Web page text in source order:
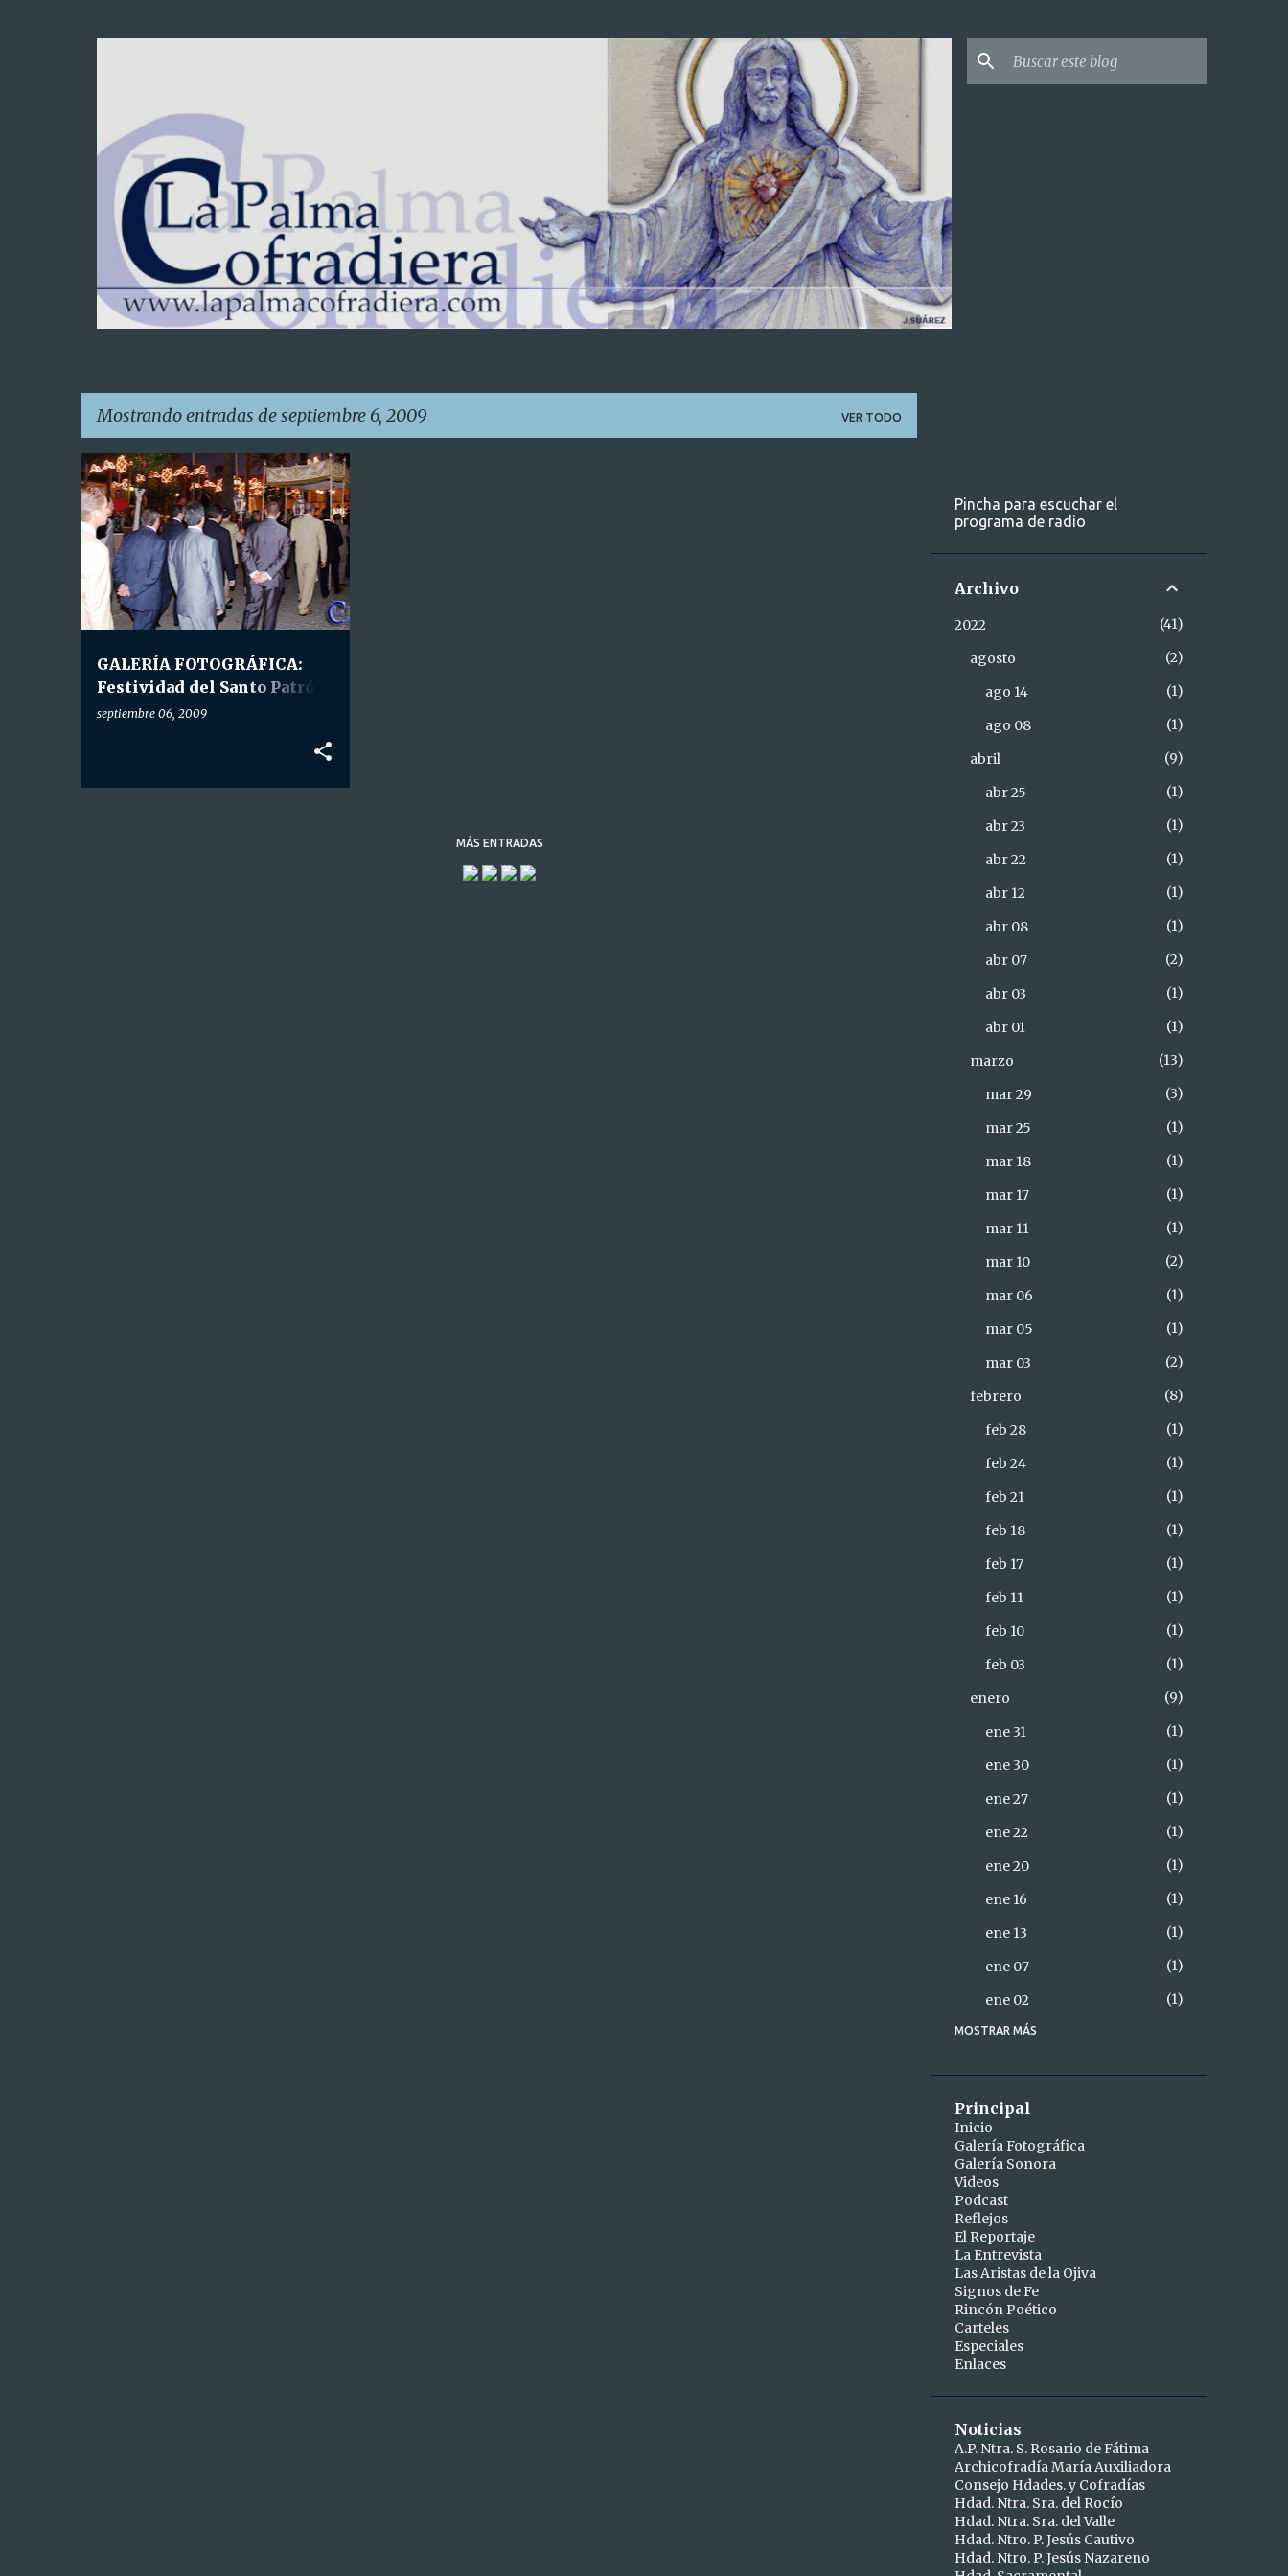
Mostrando entradas de septiembre 6, 2009 VER TODO
E
n
t
a
d
GALERÍA FOTOGRÁFICA:
Festividad del Santo Patrón
de La Palma.
septiembre 06, 2009
GALERÍA FOTOGRÁFICA +
HDAD. SACRAMENTAL
MÁS ENTRADAS
Pincha para escuchar el
programa de radio
Archivo
2022
41
agosto
2
ago 14
1
ago 08
1
abril
9
abr 25
1
abr 23
1
abr 22
1
abr 12
1
abr 08
1
abr 07
2
abr 03
1
abr 01
1
marzo
13
mar 29
3
mar 25
1
mar 18
1
mar 17
1
mar 11
1
mar 10
2
mar 06
1
mar 05
1
mar 03
2
febrero
8
feb 28
1
feb 24
1
feb 21
1
feb 18
1
feb 17
1
feb 11
1
feb 10
1
feb 03
1
enero
9
ene 31
1
ene 30
1
ene 27
1
ene 22
1
ene 20
1
ene 16
1
ene 13
1
ene 07
1
ene 02
1
2021
dic 28
dic 26
abril
abr 15
abr 10
marzo
mar 25
mar 24
mar 19
mar 16
1
mar 11
mar 09
mar 06
mar 04
febrero
MOSTRAR MÁS
Principal
Inicio
Galería Fotográfica
Galería Sonora
Videos
Podcast
Reflejos
El Reportaje
La Entrevista
Las Aristas de la Ojiva
Signos de Fe
Rincón Poético
Carteles
Especiales
Enlaces
Noticias
A.P. Ntra. S. Rosario de Fátima
Archicofradía María Auxiliadora
Consejo Hdades. y Cofradías
Hdad. Ntra. Sra. del Rocío
Hdad. Ntra. Sra. del Valle
Hdad. Ntro. P. Jesús Cautivo
Hdad. Ntro. P. Jesús Nazareno